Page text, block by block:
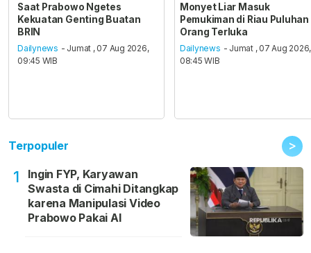
Saat Prabowo Ngetes
Kekuatan Genting Buatan
BRIN
Dailynews - Jumat , 07 Aug 2026,
09:45 WIB
Monyet Liar Masuk
Pemukiman di Riau Puluhan
Orang Terluka
Dailynews - Jumat , 07 Aug 2026,
08:45 WIB
Terpopuler >
1
Ingin FYP, Karyawan
Swasta di Cimahi Ditangkap
karena Manipulasi Video
Prabowo Pakai AI